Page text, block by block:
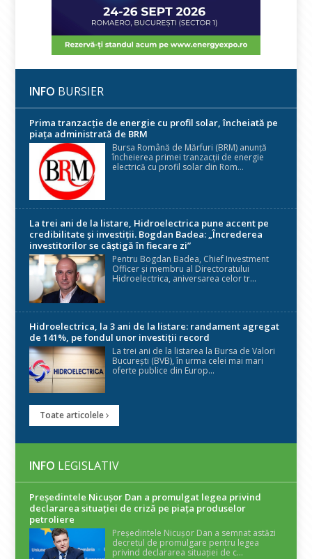
INFO BURSIER
Prima tranzacție de energie cu profil solar, încheiată pe
piața administrată de BRM
Bursa Română de Mărfuri (BRM) anunță
încheierea primei tranzacții de energie
electrică cu profil solar din Rom...
La trei ani de la listare, Hidroelectrica pune accent pe
credibilitate și investiții. Bogdan Badea: „Încrederea
investitorilor se câștigă în fiecare zi”
Pentru Bogdan Badea, Chief Investment
Officer și membru al Directoratului
Hidroelectrica, aniversarea celor tr...
Hidroelectrica, la 3 ani de la listare: randament agregat
de 141%, pe fondul unor investiții record
La trei ani de la listarea la Bursa de Valori
București (BVB), în urma celei mai mari
oferte publice din Europ...
Toate articolele
INFO LEGISLATIV
Președintele Nicuşor Dan a promulgat legea privind
declararea situaţiei de criză pe piaţa produselor
petroliere
Președintele Nicușor Dan a semnat astăzi
decretul de promulgare pentru legea
privind declararea situației de c...